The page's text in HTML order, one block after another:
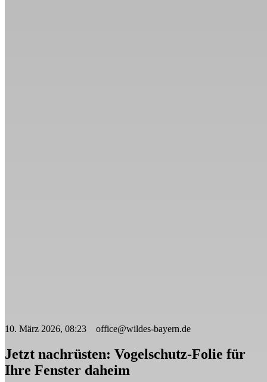
10. März 2026, 08:23 office@wildes-bayern.de
Jetzt nachrüsten: Vogelschutz-Folie für
Ihre Fenster daheim